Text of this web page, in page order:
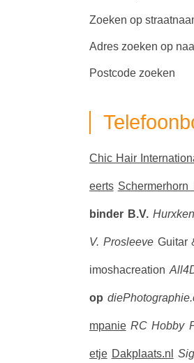
zoeken op
adres zoeken op
postcode zoeken
Chic Hair
eerts Schermerhorn
binder B.V.
V. Prosleeve Guitar
imoshacreation
op
mpanie RC Hobby
etje Dakplaats.nl